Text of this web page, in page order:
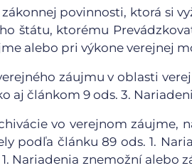
povinnosti, ktorá si
štátu, ktorému
alebo pri výkone verejnej
záujmu v oblasti
aj článkom 9 ods. 3.
vo verejnom záujme,
podľa článku 89 ods. 1.
1. Nariadenia znemožní